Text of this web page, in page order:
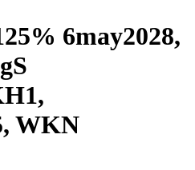
6may2028,
WKN